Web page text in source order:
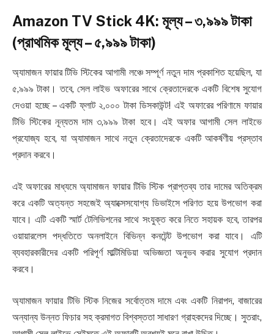
Amazon TV Stick 4K: মূল্য – ৩,৯৯৯ টাকা
(প্রাথমিক মূল্য – ৫,৯৯৯ টাকা)
অ্যামাজন ফায়ার টিভি স্টিকের আগামী লঞ্চে সম্পূর্ণ নতুন দাম প্রকাশিত হয়েছিল, যা
৫,৯৯৯ টাকা। তবে, সেল লাইভ অফারের সাথে ক্রেতাদেরকে একটি বিশেষ সুযোগ
দেওয়া হচ্ছে – একটি ফ্লাট ২,০০০ টাকা ডিসকাউন্ট! এই অফারের পরিণামে ফায়ার
টিভি স্টিকের নূন্যতম দাম ৩,৯৯৯ টাকা হবে। এই অফার আগামী সেল লাইভে
প্রযোজ্য হবে, যা অ্যামাজন সাথে নতুন ক্রেতাদেরকে একটি আকর্ষণীয় প্রস্তাব
প্রদান করবে।
এই অফারের মাধ্যমে অ্যামাজন ফায়ার টিভি স্টিক প্রাপ্তব্য তার দামের অতিক্রম
করে একটি অত্যন্ত সহজেই অ্যাক্সেসযোগ্য ডিভাইসে পরিণত হয়ে উপভোগ করা
যাবে। এটি একটি স্মার্ট টেলিভিশনের সাথে সংযুক্ত করে নিতে সহায়ক হবে, তারপর
ওয়ায়ারলেস পদ্ধতিতে অনলাইনে বিভিন্ন কনটেন্ট উপভোগ করা যাবে। এটি
ব্যবহারকারীদের একটি পরিপূর্ণ মাল্টিমিডিয়া অভিজ্ঞতা অনুভব করার সুযোগ প্রদান
করবে।
অ্যামাজন ফায়ার টিভি স্টিক নিজের সর্বোত্তম দামে এবং একটি নিরাপদ, বাজারের
অন্যান্য উন্নত ফিচার সহ ক্রমাগত বিশ্বস্ততা সাধারণ গ্রাহকদের দিচ্ছে। সুতরাং,